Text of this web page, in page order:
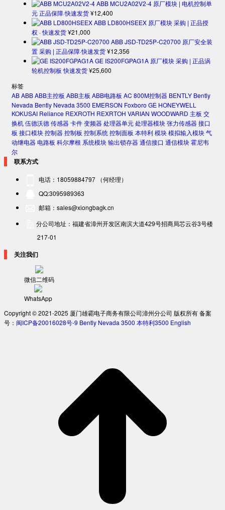
ABB MCU2A02V2-4 原厂模块 | 电机控制单
元 正品保障·快速发货¥12,400
ABB LD800HSEEX 原厂模块 采购 | 正品授
权 · 快速发货¥21,000
ABB JSD-TD25P-C20700 原厂安全装
置 采购 | 正品保障·快速发货¥12,356
GE IS200FGPAG1A 原厂模块 采购 | 正品涡
轮机控制板 快速发货¥25,600
标签
ABABBABB主控板 ABB主板 ABB电路板 AC 800M控制器 BENTLY Bently
Nevada Bently Nevada 3500 EMERSON Foxboro GE HONEYWELL
KOKUSAI Reliance REXROTH REXRTOH VARIAN WOODWARD 主板 交
换机伍德沃德传感器卡件变频器处理器单元处理器模块张力传感器接口
板 接口模块控制器控制板 控制系统控制面板 本特利模块模拟输入模块气
动继电器电路板 科尔摩根 系统模块输出锁存器通信接口 通信模块霍尼韦
尔
联系方式
电话：18059884797 （何经理）
QQ:3095989363
邮箱：sales@xiongbagk.cn
分公司地址：福建省漳州开发区南滨大道429号招商局芯云谷3号楼
217-01
关注我们
微信二维码
WhatsApp
Copyright © 2021-2025 厦门雄霸电子商务有限公司漳州分公司 版权所有 备案
号： 闽ICP备20016028号-9 Bently Nevada 3500 本特利3500 English